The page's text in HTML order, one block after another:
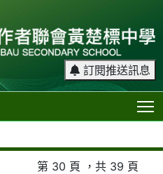
訂閱推送訊息
第 30 頁 ，共 39 頁